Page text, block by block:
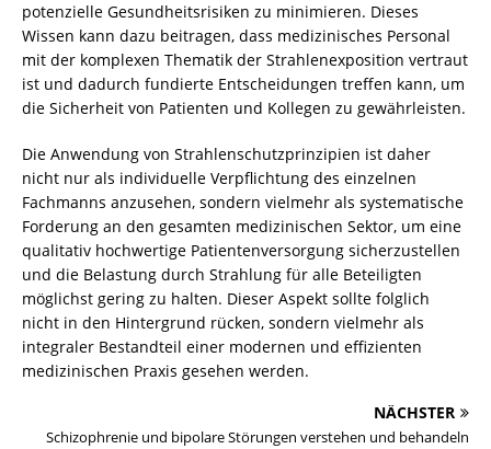
potenzielle Gesundheitsrisiken zu minimieren. Dieses
Wissen kann dazu beitragen, dass medizinisches Personal
mit der komplexen Thematik der Strahlenexposition vertraut
ist und dadurch fundierte Entscheidungen treffen kann, um
die Sicherheit von Patienten und Kollegen zu gewährleisten.
Die Anwendung von Strahlenschutzprinzipien ist daher
nicht nur als individuelle Verpflichtung des einzelnen
Fachmanns anzusehen, sondern vielmehr als systematische
Forderung an den gesamten medizinischen Sektor, um eine
qualitativ hochwertige Patientenversorgung sicherzustellen
und die Belastung durch Strahlung für alle Beteiligten
möglichst gering zu halten. Dieser Aspekt sollte folglich
nicht in den Hintergrund rücken, sondern vielmehr als
integraler Bestandteil einer modernen und effizienten
medizinischen Praxis gesehen werden.
NÄCHSTER
Schizophrenie und bipolare Störungen verstehen und behandeln